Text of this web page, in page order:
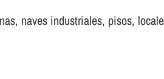
naves industriales, pisos,